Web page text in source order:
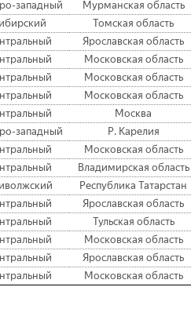
западный Мурманская область
Томская область
Ярославская область
Московская область
Московская область
Московская область
Москва
западный Р. Карелия
Московская область
Владимирская область
Республика Татарстан
Ярославская область
Тульская область
Московская область
Ярославская область
Московская область